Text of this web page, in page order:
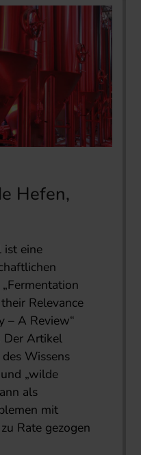
Hefen,
ist eine
Relevance
– A Review“
Der Artikel
Wissens
„wilde
als
mit
Rate gezogen